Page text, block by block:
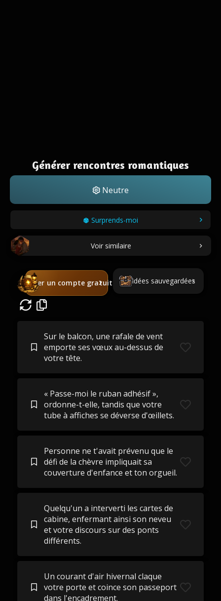
Générer rencontres romantiques
Neutre
Surprends-moi
Voir similaire
Créer un compte gratuit Idées sauvegardées
Sur le balcon, une rafale de vent
emporte ses vœux au-dessus de
votre tête.
« Passe-moi le ruban adhésif »,
ordonne-t-elle, tandis que votre
tube à affiches se déverse d'œillets.
Personne ne t'avait prévenu que le
défi de la chèvre impliquait sa
couverture d'enfance et ton orgueil.
Quelqu'un a interverti les cartes de
cabine, enfermant ainsi son neveu
et votre discours sur des ponts
différents.
Un courant d'air hivernal claque
votre porte et coince son passeport
dans l'encadrement.